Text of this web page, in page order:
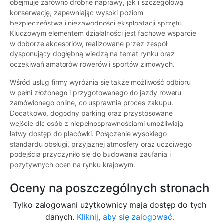
obejmuje zarówno drobne naprawy, jak i szczegółową
konserwację, zapewniając wysoki poziom
bezpieczeństwa i niezawodności eksploatacji sprzętu.
Kluczowym elementem działalności jest fachowe wsparcie
w doborze akcesoriów, realizowane przez zespół
dysponujący dogłębną wiedzą na temat rynku oraz
oczekiwań amatorów rowerów i sportów zimowych.
Wśród usług firmy wyróżnia się także możliwość odbioru
w pełni złożonego i przygotowanego do jazdy roweru
zamówionego online, co usprawnia proces zakupu.
Dodatkowo, dogodny parking oraz przystosowane
wejście dla osób z niepełnosprawnościami umożliwiają
łatwy dostęp do placówki. Połączenie wysokiego
standardu obsługi, przyjaznej atmosfery oraz uczciwego
podejścia przyczyniło się do budowania zaufania i
pozytywnych ocen na rynku krajowym.
Oceny na poszczególnych stronach
Tylko zalogowani użytkownicy maja dostęp do tych
danych. Kliknij, aby się zalogować.